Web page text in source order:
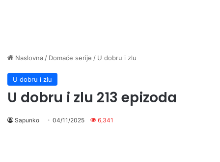
Naslovna / Domaće serije / U dobru i zlu
U dobru i zlu
U dobru i zlu 213 epizoda
Sapunko 04/11/2025 6,341